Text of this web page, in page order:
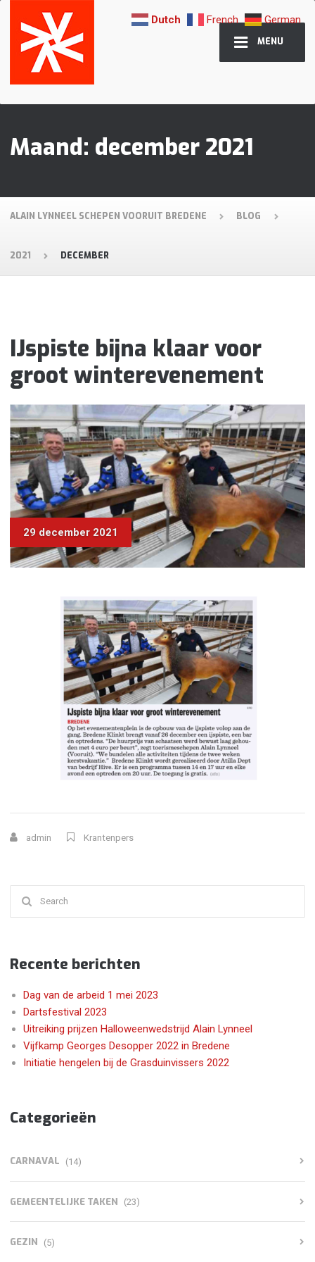
MENU
Maand: december 2021
ALAIN LYNNEEL SCHEPEN VOORUIT BREDENE BLOG
2021 DECEMBER
IJspiste bijna klaar voor
groot winterevenement
29 december 2021
admin Krantenpers
Recente berichten
Dag van de arbeid 1 mei 2023
Dartsfestival 2023
Uitreiking prijzen Halloweenwedstrijd Alain Lynneel
Vijfkamp Georges Desopper 2022 in Bredene
Initiatie hengelen bij de Grasduinvissers 2022
Categorieën
CARNAVAL (14)
GEMEENTELIJKE TAKEN (23)
GEZIN (5)
Dutch French German